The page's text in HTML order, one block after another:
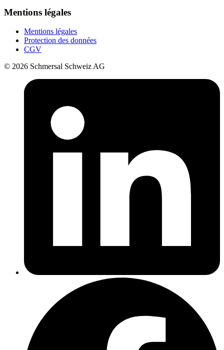
Mentions légales
Mentions légales
Protection des données
CGV
© 2026 Schmersal Schweiz AG